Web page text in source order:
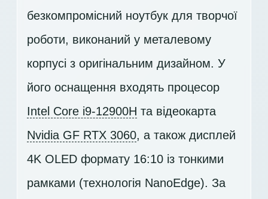
безкомпромісний ноутбук для творчої
роботи, виконаний у металевому
корпусі з оригінальним дизайном. У
його оснащення входять процесор
Intel Core i9-12900H та відеокарта
Nvidia GF RTX 3060, а також дисплей
4K OLED формату 16:10 із тонкими
рамками (технологія NanoEdge). За